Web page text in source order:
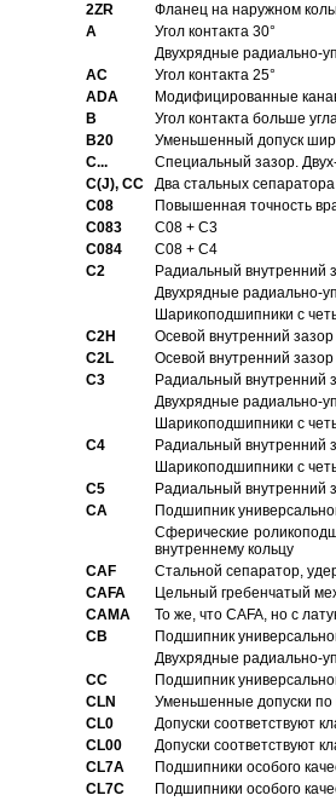
2ZR
Фланец на наружном
A
Угол контакта 30°
Двухрядные радиально-
AC
Угол контакта 25°
ADA
Модифицированные
B
Угол контакта больше
B20
Уменьшенный допуск
C...
Специальный зазор.
C(J), CC
Два стальных
C08
Повышенная точность
C083
C08 + C3
C084
C08 + C4
C2
Pадиальный внутренний
Двухрядные радиально-
Шарикоподшипники с
C2H
Осевой внутренний
C2L
Осевой внутренний
C3
Pадиальный внутренний
Двухрядные радиально-
Шарикоподшипники с
C4
Pадиальный внутренний
Шарикоподшипники с
C5
Pадиальный внутренний
CA
Подшипник
Сферические
внутреннему кольцу
CAF
Стальной сепаратор,
CAFA
Цельный гребенчатый
CAMA
То же, что CAFA, но с
CB
Подшипник
Двухрядные радиально-
CC
Подшипник
CLN
Уменьшенные допуски по
CL0
Допуски соответствуют
CL00
Допуски соответствуют
CL7A
Подшипники особого
CL7C
Подшипники особого